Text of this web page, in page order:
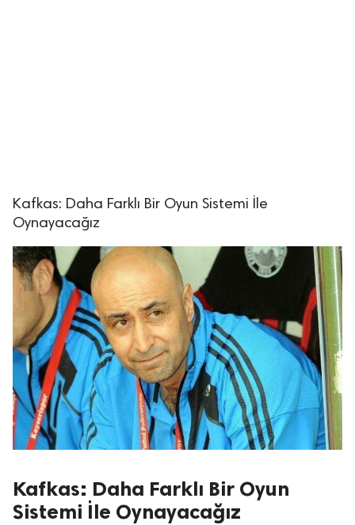
Kafkas: Daha Farklı Bir Oyun Sistemi İle
Oynayacağız
Kafkas: Daha Farklı Bir Oyun
Sistemi İle Oynayacağız